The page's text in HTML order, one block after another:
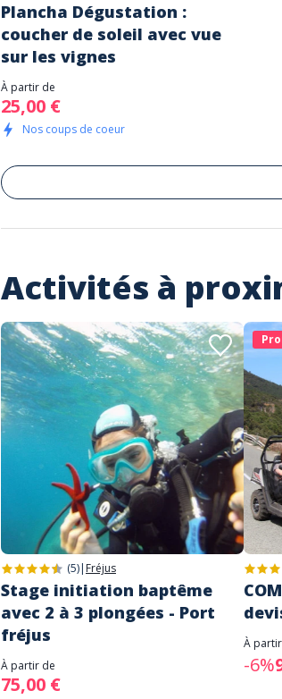
Plancha Dégustation :
coucher de soleil avec vue
sur les vignes
À partir de
25,00 €
Nos coups de coeur
Activités à
(5)| Fréjus
Stage initiation baptême
avec 2 à 3 plongées - Port
fréjus
À partir de
75,00 €
À
-6%